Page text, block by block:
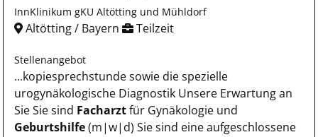
InnKlinikum gKU Altötting und Mühldorf
Altötting / Bayern Teilzeit
Stellenangebot
...kopiesprechstunde sowie die spezielle
urogynäkologische Diagnostik Unsere Erwartung an
Sie Sie sind Facharztfür Gynäkologie und
Geburtshilfe(m|w|d) Sie sind eine aufgeschlossene